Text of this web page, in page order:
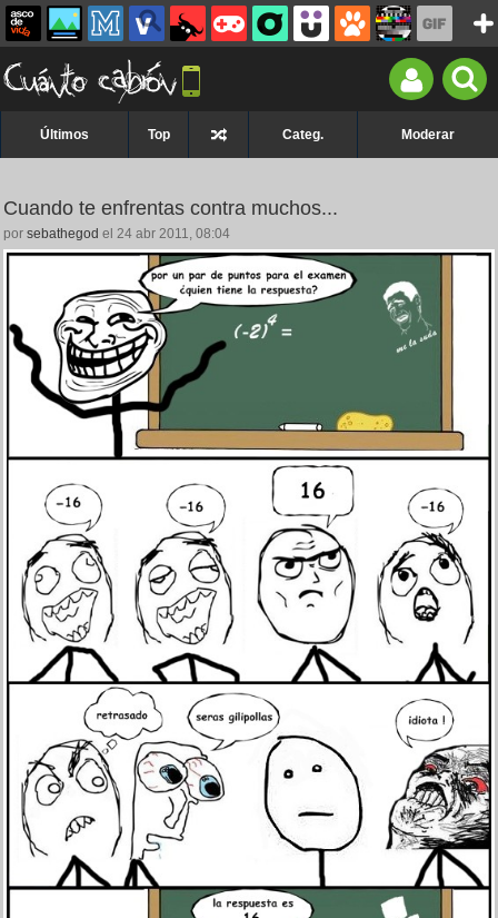
Últimos Top Categ. Moderar
Cuando te enfrentas contra muchos...
por sebathegod el 24 abr 2011, 08:04